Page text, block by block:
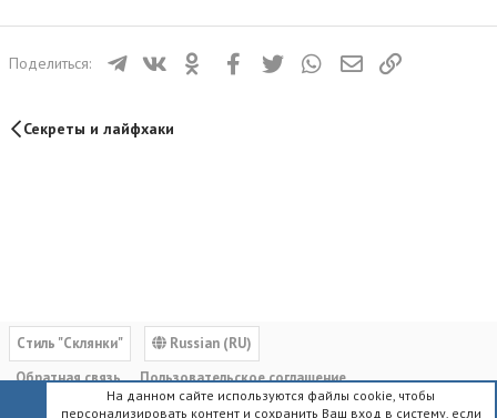
Поделиться: ТелеграмВКонтактеОдноклассники
FacebookTwitter WhatsAppЭлектронная почта
Секреты и лайфхаки
Cтиль "Склянки"
Russian (RU)
Обратная связь
Пользовательское соглашение
Политика конфиденциальности
Помощь Главная
R
На данном сайте используются файлы cookie, чтобы
персонализировать контент и сохранить Ваш вход в систему, если